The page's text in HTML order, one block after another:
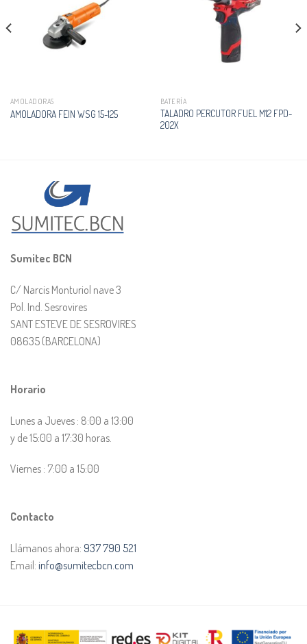
AMOLADORAS
AMOLADORA FEIN WSG 15-125
BATERÍA
TALADRO PERCUTOR FUEL M12 FPD-
202X
Sumitec BCN
C/ Narcis Monturiol nave 3
Pol. Ind. Sesrovires
SANT ESTEVE DE SESROVIRES
08635 (BARCELONA)
Horario
Lunes a Jueves : 8:00 a 13:00
y de 15:00 a 17:30 horas.
Viernes : 7:00 a 15:00
Contacto
Llámanos ahora: 937 790 521
Email: info@sumitecbcn.com